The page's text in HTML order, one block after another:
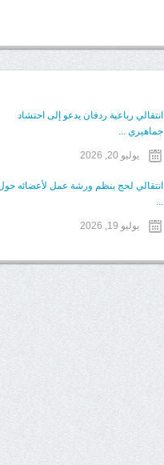
انتقالي رباعية ردفان يدعو إلى احتشاد
جماهيري ...
يوليو 20, 2026
انتقالي لحج ينظم ورشة عمل لأعضائه
...
يوليو 19, 2026